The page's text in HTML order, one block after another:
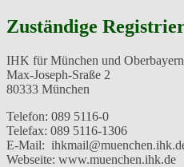
Zuständige
IHK für München und Oberbayern
Max-Joseph-Sraße 2
80333 München
Telefon: 089 5116-0
Telefax: 089 5116-1306
E-Mail:
Webseite: www.muenchen.ihk.de